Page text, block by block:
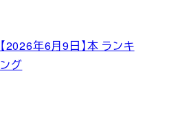
【2026年6月9日】本 ランキ
ング